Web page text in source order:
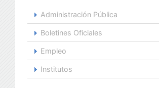
Administración Pública
Boletines Oficiales
Empleo
Institutos